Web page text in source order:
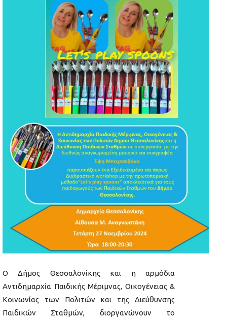
Ο Δήμος Θεσσαλονίκης και η αρμόδια
Αντιδημαρχία Παιδικής Μέριμνας, Οικογένειας &
Κοινωνίας των Πολιτών και της Διεύθυνσης
Παιδικών Σταθμών, διοργανώνουν το